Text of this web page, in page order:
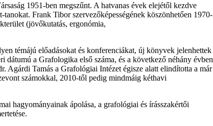
1951-ben megszűnt. A hatvanas évek elejétől kezdve
Frank Tibor szervezőképességének köszönhetően 1970-
(jövőkutatás, ergonómia,
témájú előadásokat és konferenciákat, új könyvek jelenhettek
a Grafologika első száma, és a következő néhány évben
Agárdi Tamás a Grafológiai Intézet égisze alatt elindította a már
számokkal, 2010-től pedig mindmáig kéthavi
hagyományainak ápolása, a grafológiai és írásszakértői